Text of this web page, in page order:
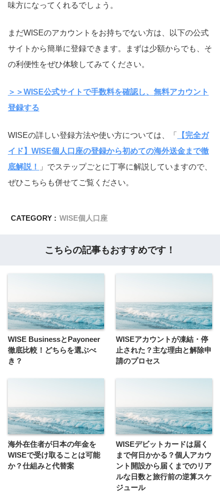
味方になってくれるでしょう。
まだWISEのアカウントをお持ちでない方は、以下の公式
サイトから簡単に登録できます。まずは少額からでも、そ
の利便性をぜひ体験してみてください。
＞＞WISE公式サイトで手数料を確認し、無料アカウント
登録する
WISEの詳しい登録方法や使い方については、「
【完全ガ
イド】WISE個人口座の登録から初めての海外送金まで徹
底解説！
」でステップごとに丁寧に解説していますので、
ぜひこちらも併せてご覧ください。
CATEGORY : WISE個人口座
こちらの記事もおすすめです！
WISE BusinessとPayoneer
徹底比較！どちらを選ぶべ
き？
WISEアカウントが凍結・停
止された？主な理由と解除申
請のプロセス
海外在住者が日本の年金を
WISEで受け取ることは可能
か？仕組みと代替案
WISEデビットカードは届く
まで何日かかる？個人アカウ
ント開設から届くまでのリア
ルな日数と旅行前の逆算スケ
ジュール